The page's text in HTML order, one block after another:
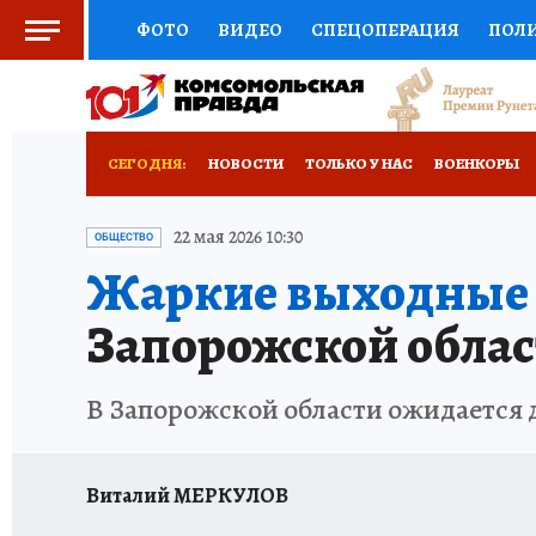
ФОТО ВИДЕО СПЕЦОПЕРАЦИЯ
СОЦПОДДЕРЖКА НАУКА СПОРТ
РАДИО КП ТЕСТЫ НОВОЕ
СЕГОДНЯ: НОВОСТИ ТОЛЬКО У НАС ВОЕНКОРЫ
ИСПЫТАНО НА СЕБЕ
ОБЩЕСТВО 22 мая 2026 10:30
Жаркие
Запорожской
В Запорожской области ожидается
Виталий МЕРКУЛОВ